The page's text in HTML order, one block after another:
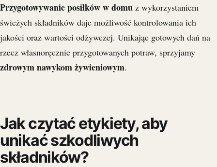
Przygotowywanie posiłków w domu z wykorzystaniem
świeżych składników daje możliwość kontrolowania ich
jakości oraz wartości odżywczej. Unikając gotowych dań na
rzecz własnoręcznie przygotowanych potraw, sprzyjamy
zdrowym nawykom żywieniowym.
Jak czytać etykiety, aby
unikać szkodliwych
składników?